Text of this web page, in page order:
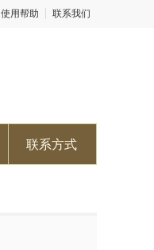
使用帮助 联系我们
联系方式